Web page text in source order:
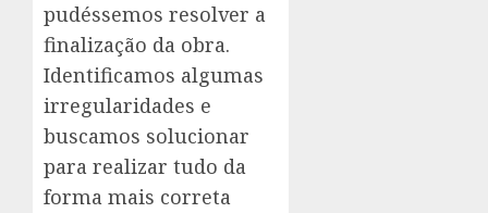
pudéssemos resolver a
finalização da obra.
Identificamos algumas
irregularidades e
buscamos solucionar
para realizar tudo da
forma mais correta